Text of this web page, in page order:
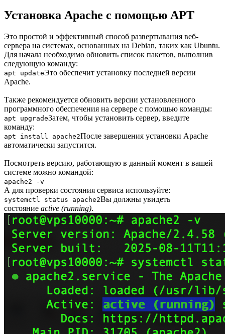
Установка Apache с помощью APT
Это простой и эффективный способ развертывания веб-
сервера на системах, основанных на Debian, таких как Ubuntu.
Для начала необходимо обновить список пакетов, выполнив
следующую команду:
apt updateЭто обеспечит установку последней версии
Apache.
Также рекомендуется обновить версии установленного
программного обеспечения на сервере с помощью команды:
apt upgradeЗатем, чтобы установить сервер, введите
команду:
apt install apache2После завершения установки Apache
автоматически запустится.
Посмотреть версию, работающую в данный момент в вашей
системе можно командой:
apache2 -v
А для проверки состояния сервиса используйте:
systemctl status apache2Вы должны увидеть
состояние active (running).